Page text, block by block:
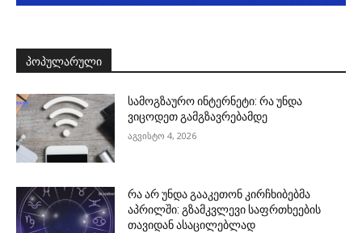
ᲞᲝᲞᲣᲚᲐᲠᲣᲚᲘ
სამოგზაურო ინტერნეტი: რა უნდა
ვიცოდეთ გამგზავრებამდე
აგვისტო 4, 2026
რა არ უნდა გააკეთონ კირჩხიბებმა
აპრილში: გზამკვლევი საფრთხეების
თავიდან ასაცილებლად